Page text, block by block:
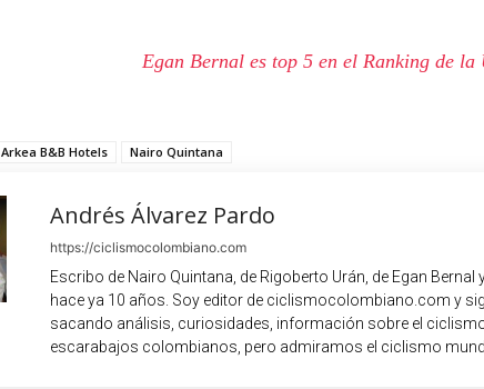
Egan Bernal es top 5 en el Ranking de la
Arkea B&B Hotels Nairo Quintana
Andrés Álvarez Pardo
https://ciclismocolombiano.com
Escribo de Nairo Quintana, de Rigoberto Urán, de Egan
hace ya 10 años. Soy editor de ciclismocolombiano.com y
sacando análisis, curiosidades, información sobre el
escarabajos colombianos, pero admiramos el ciclismo